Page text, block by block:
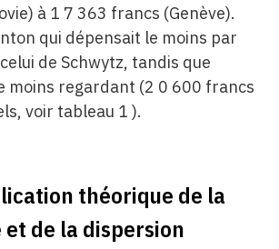
à 1 7 363 francs (Genève).
qui dépensait le moins par
de Schwytz, tandis que
moins regardant (2 0 600 francs
voir tableau 1 ).
théorique de la
de la dispersion